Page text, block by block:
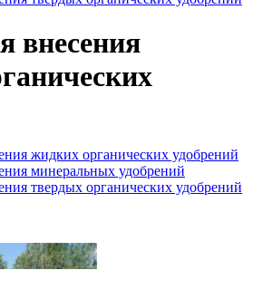
внесения
жидких органических удобрений
минеральных удобрений
твердых органических удобрений